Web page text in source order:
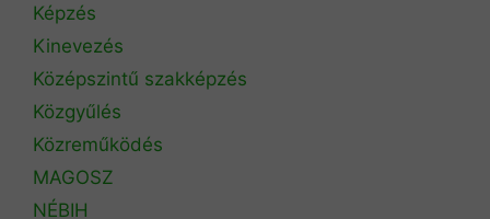
Képzés
Kinevezés
Középszintű szakképzés
Közgyűlés
Közreműködés
MAGOSZ
NÉBIH